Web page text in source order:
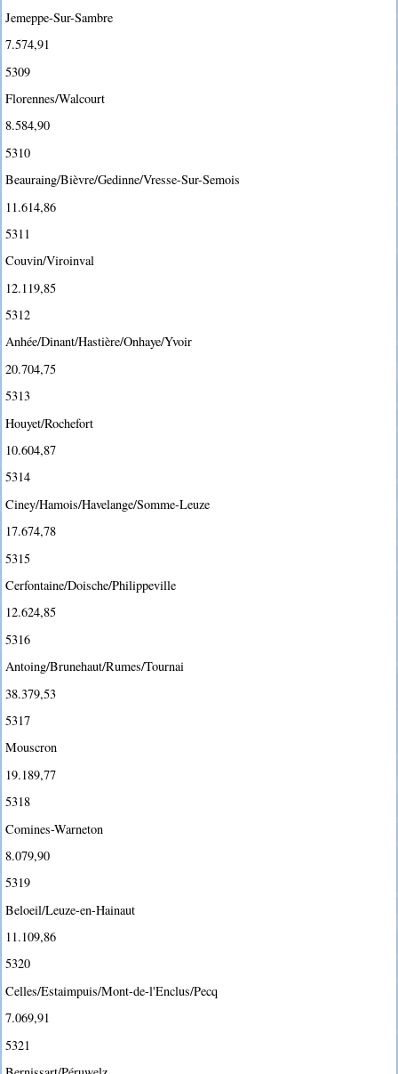
Jemeppe-Sur-Sambre
7.574,91
5309
Florennes/Walcourt
8.584,90
5310
Beauraing/Bièvre/Gedinne/Vresse-Sur-Semois
11.614,86
5311
Couvin/Viroinval
12.119,85
5312
Anhée/Dinant/Hastière/Onhaye/Yvoir
20.704,75
5313
Houyet/Rochefort
10.604,87
5314
Ciney/Hamois/Havelange/Somme-Leuze
17.674,78
5315
Cerfontaine/Doische/Philippeville
12.624,85
5316
Antoing/Brunehaut/Rumes/Tournai
38.379,53
5317
Mouscron
19.189,77
5318
Comines-Warneton
8.079,90
5319
Beloeil/Leuze-en-Hainaut
11.109,86
5320
Celles/Estaimpuis/Mont-de-l'Enclus/Pecq
7.069,91
5321